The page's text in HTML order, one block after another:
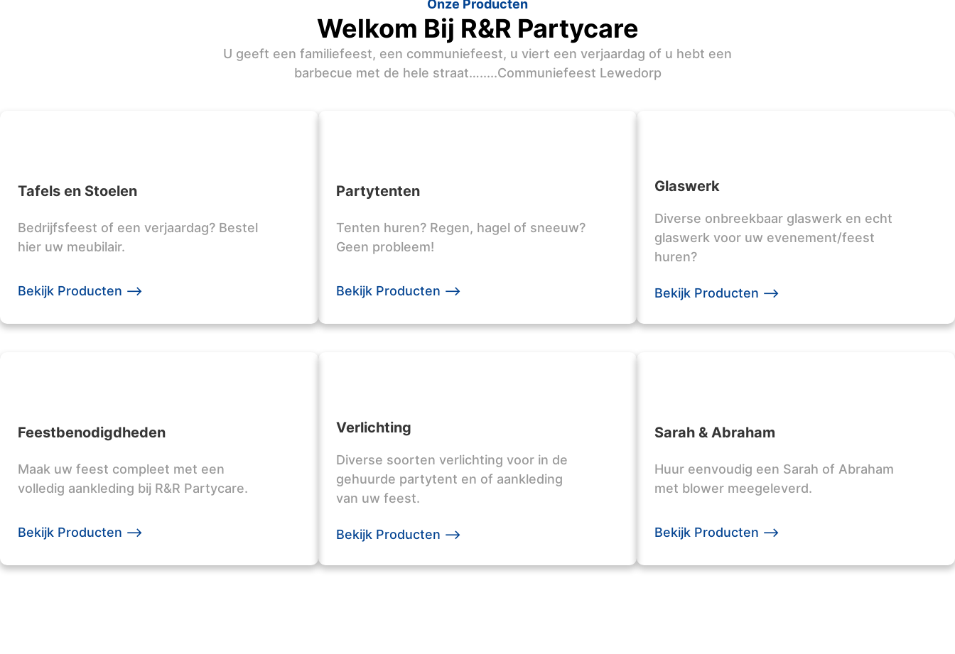
Onze Producten
Welkom Bij R&R Partycare
U geeft een familiefeest, een communiefeest, u viert een verjaardag of u hebt een
barbecue met de hele straat….....Communiefeest Lewedorp
Tafels en Stoelen
Bedrijfsfeest of een verjaardag? Bestel
hier uw meubilair.
Bekijk Producten -->
Partytenten
Tenten huren? Regen, hagel of sneeuw?
Geen probleem!
Bekijk Producten -->
Glaswerk
Diverse onbreekbaar glaswerk en echt
glaswerk voor uw evenement/feest
huren?
Bekijk Producten -->
Feestbenodigdheden
Maak uw feest compleet met een
volledig aankleding bij R&R Partycare.
Bekijk Producten -->
Verlichting
Diverse soorten verlichting voor in de
gehuurde partytent en of aankleding
van uw feest.
Bekijk Producten -->
Sarah & Abraham
Huur eenvoudig een Sarah of Abraham
met blower meegeleverd.
Bekijk Producten -->